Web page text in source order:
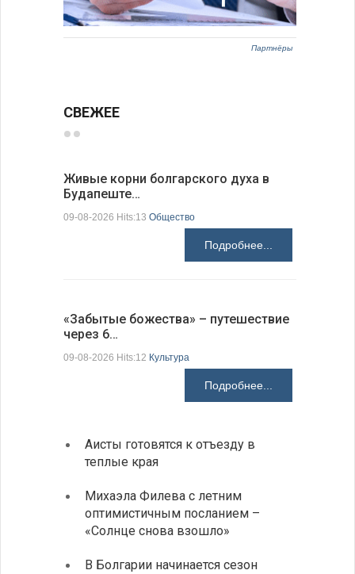
Партнёры
СВЕЖЕЕ
Живые корни болгарского духа в
Будапеште…
09-08-2026 Hits:13 Общество
Подробнее...
«Забытые божества» – путешествие
через 6…
09-08-2026 Hits:12 Культура
Подробнее...
Аисты готовятся к отъезду в
теплые края
Михаэла Филева с летним
оптимистичным посланием –
«Солнце снова взошло»
В Болгарии начинается сезон